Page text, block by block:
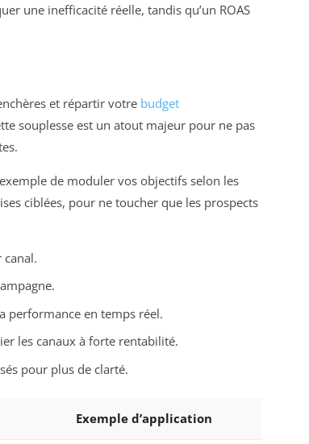
une inefficacité réelle, tandis qu’un ROAS
et répartir votre budget
souplesse est un atout majeur pour ne pas
de moduler vos objectifs selon les
ciblées, pour ne toucher que les prospects
canal.
performance en temps réel.
les canaux à forte rentabilité.
pour plus de clarté.
Exemple d’application